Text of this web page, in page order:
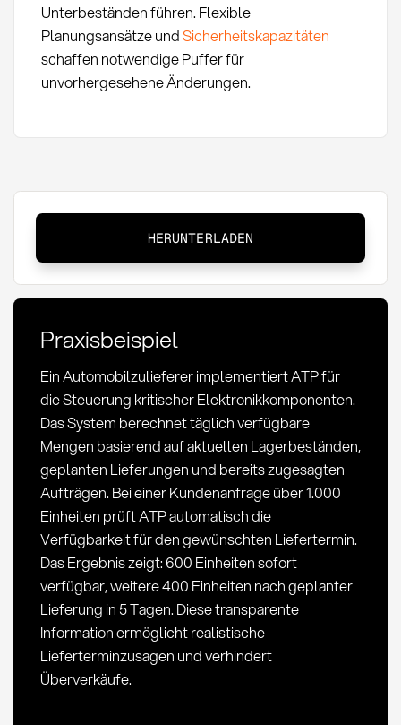
Unterbeständen führen. Flexible
Planungsansätze undSicherheitskapazitäten
schaffen notwendige Puffer für
unvorhergesehene Änderungen.
Promise
(ATP):
und
Anwendung
im
Einkauf
HERUNTERLADEN
Praxisbeispiel
Ein Automobilzulieferer implementiert ATP für
die Steuerung kritischer Elektronikkomponenten.
Das System berechnet täglich verfügbare
Mengen basierend auf aktuellen Lagerbeständen,
geplanten Lieferungen und bereits zugesagten
Aufträgen. Bei einer Kundenanfrage über 1.000
Einheiten prüft ATP automatisch die
Verfügbarkeit für den gewünschten Liefertermin.
Das Ergebnis zeigt: 600 Einheiten sofort
verfügbar, weitere 400 Einheiten nach geplanter
Lieferung in 5 Tagen. Diese transparente
Information ermöglicht realistische
Lieferterminzusagen und verhindert
Überverkäufe.